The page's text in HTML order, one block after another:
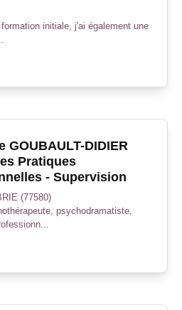
initiale, j'ai également une
GOUBAULT-DIDIER
Pratiques
- Supervision
(77580)
psychodramatiste,